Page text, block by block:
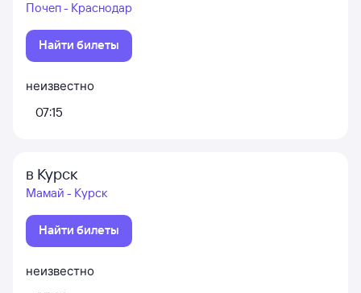
Почеп - Краснодар
Найти билеты
неизвестно
07:15
в Курск
Мамай - Курск
Найти билеты
неизвестно